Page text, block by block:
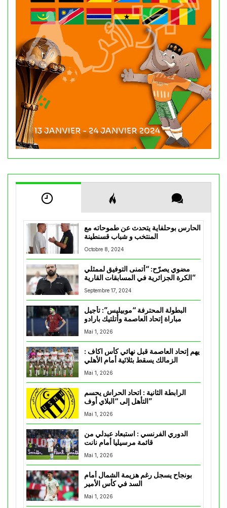
الحارس بوحلفاية يتحدث عن طموحاته مع
المنتخب و شباب قسنطينة
Octobre 8, 2024
مضوي يصرّح: “أتمنى التوفيق لممثلي
الكرة الجزائرية في المسابقات القارية”
Septembre 17, 2024
البطولة المحترفة “موبيليس”: تأجيل
مباراة إتحاد العاصمة وأتلتيك بارادو
Mai 1, 2026
يهم إتحاد العاصمة قبل نهائي كأس اكاف :
Mai 1, 2026
الرابطة الثانية : اتحاد الحراش يحسم
التأهل إلى “البلاي أوف”
Mai 1, 2026
الدوري الفرنسي : استبعاد عبدلي من
قائمة مرسيليا أمام نانت
Mai 1, 2026
بونجاح يسجل رغم هزيمة الشمال أمام
السد في كأس الأمير
Mai 1, 2026